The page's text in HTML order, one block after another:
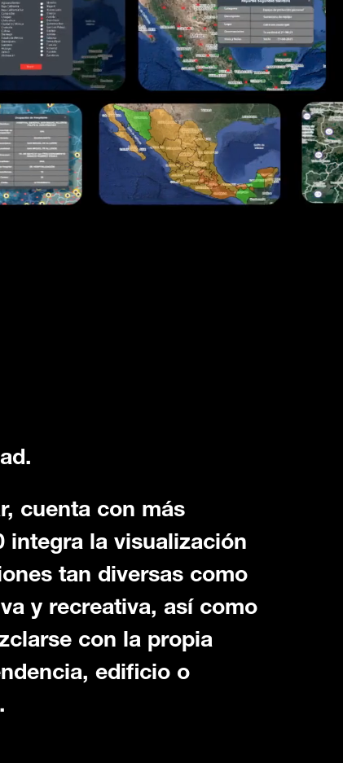
cuenta con más
integra la visualización
tan diversas como
y recreativa, así como
con la propia
edificio o